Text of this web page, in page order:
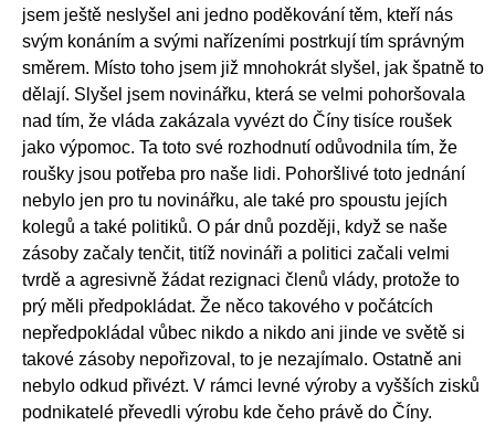
jsem ještě neslyšel ani jedno poděkování těm, kteří nás
svým konáním a svými nařízeními postrkují tím správným
směrem. Místo toho jsem již mnohokrát slyšel, jak špatně to
dělají. Slyšel jsem novinářku, která se velmi pohoršovala
nad tím, že vláda zakázala vyvézt do Číny tisíce roušek
jako výpomoc. Ta toto své rozhodnutí odůvodnila tím, že
roušky jsou potřeba pro naše lidi. Pohoršlivé toto jednání
nebylo jen pro tu novinářku, ale také pro spoustu jejích
kolegů a také politiků. O pár dnů později, když se naše
zásoby začaly tenčit, titíž novináři a politici začali velmi
tvrdě a agresivně žádat rezignaci členů vlády, protože to
prý měli předpokládat. Že něco takového v počátcích
nepředpokládal vůbec nikdo a nikdo ani jinde ve světě si
takové zásoby nepořizoval, to je nezajímalo. Ostatně ani
nebylo odkud přivézt. V rámci levné výroby a vyšších zisků
podnikatelé převedli výrobu kde čeho právě do Číny.